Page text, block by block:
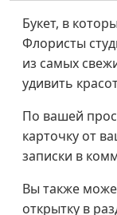
Букет, в
Флористы
из самых
удивить
По вашей
карточку от
записки в
Вы также
открытку в